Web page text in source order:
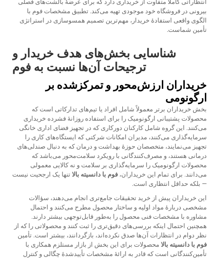
انتظاراتی کاملاً متفاوت از خریداری دارد که برای عرضهٔ بالشت‌های فصلی
بیرونی در فروشگاه خود موجودی تهیه می‌کند. تطبیق مشخصات فوم با
الگوی واقعی استفادهٔ خریدار، مهم‌ترین تصمیم همسو‌سازی در استراتژی
تأمین شماست.
شناسایی بخش‌های هدف خریدار و
ترجیحات آن‌ها نسبت به فوم
خریداران ارزش‌محور و تمرکزشده بر
ارگونومی
بخش خریداران برتر معمولاً شامل افراد یا تیم‌های تدارکاتی است که
محصولات پشتیبانی ارگونومیک را برای استفاده روزانهٔ فشرده خریداری
می‌کنند. این گروه شامل کارکنان دورکاری که در تجهیز فضای اداری خانگی
سرمایه‌گذاری می‌کنند، مدیران امکانات شرکتی که ایستگاه‌های کاری را
تجهیز می‌نمایند، متخصصان حوزهٔ بهداشت و درمان که به دنبال صندلی‌های
درمانی هستند، و مصرف‌کنندگانی با رویکرد سلامت‌محور می‌باشد که
محصولات ارگونومیک را سرمایه‌گذاری بر سلامت و نه کالایی معمولی
می‌دانند. برای تمام این خریداران، فوم با دانسیته بالا تنها یک ارجحیت نیست
— بلکه حداقل انتظاری است.
این خریداران پیش از خرید تحقیقات جامع‌تری انجام می‌دهند، سؤالات
مشخصی دربارهٔ مواد اولیه و ساختار محصول مطرح می‌کنند و احتمال
مشاوره با مشخصات فنی محصول را به‌طور قابل‌توجهی بیشتر دارند.
همچنین احتمال اینکه بررسی‌های دقیق‌تری را ثبت کنند و محصولاتی را که از
نظر دوام در انتظارات آن‌ها صدق نکرده‌اند، بازگردانند، بیشتر است. تأمین
فوم با دانسیته بالا محصولات برای این بخش از بازار مستلزم همکاری با
تأمین‌کنندگانی است که قادر به ارائهٔ مشخصات تأییدشدهٔ چگالی و کنترل